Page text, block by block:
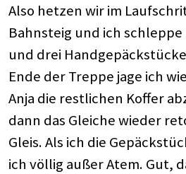
Also hetzen wir im
Bahnsteig und ich
und drei
Ende der Treppe jage ich
Anja die restlichen Koffer
dann das Gleiche wieder
Gleis. Als ich die
ich völlig außer Atem. Gut,